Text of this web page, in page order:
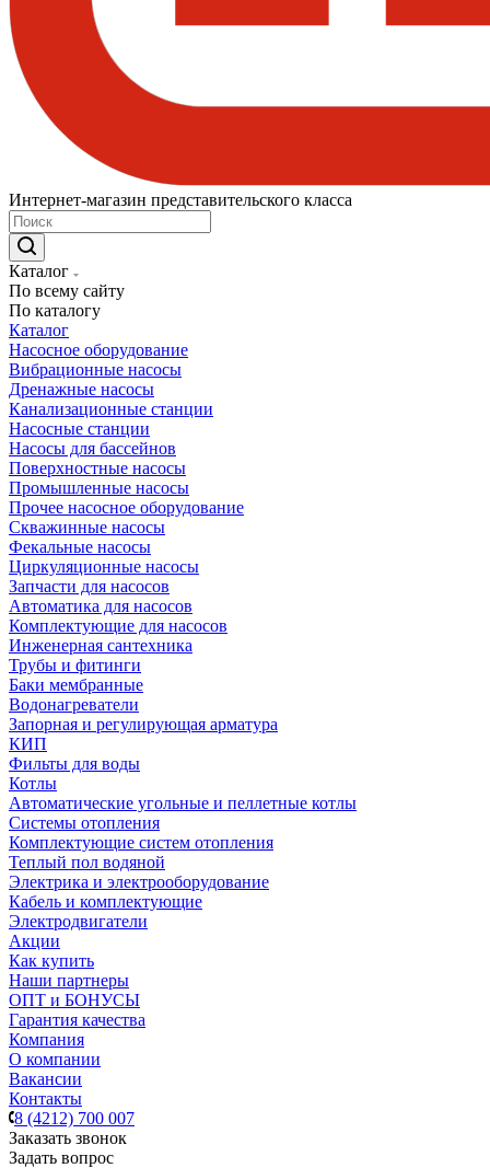
Интернет-магазин представительского класса
Каталог
По всему сайту
По каталогу
Каталог
Насосное оборудование
Вибрационные насосы
Дренажные насосы
Канализационные станции
Насосные станции
Насосы для бассейнов
Поверхностные насосы
Промышленные насосы
Прочее насосное оборудование
Скважинные насосы
Фекальные насосы
Циркуляционные насосы
Запчасти для насосов
Автоматика для насосов
Комплектующие для насосов
Инженерная сантехника
Трубы и фитинги
Баки мембранные
Водонагреватели
Запорная и регулирующая арматура
КИП
Фильты для воды
Котлы
Автоматические угольные и пеллетные котлы
Системы отопления
Комплектующие систем отопления
Теплый пол водяной
Электрика и электрооборудование
Кабель и комплектующие
Электродвигатели
Акции
Как купить
Наши партнеры
ОПТ и БОНУСЫ
Гарантия качества
Компания
О компании
Вакансии
Контакты
8 (4212) 700 007
Заказать звонок
Задать вопрос